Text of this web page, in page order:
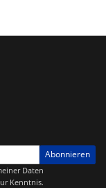
Abonnieren
Daten
Kenntnis.